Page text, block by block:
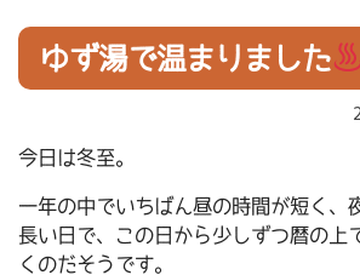
ゆず湯で温まりました
今日は冬至。
一年の中でいちばん昼の時間が短く、
長い日で、この日から少しずつ暦の上
くのだそうです。